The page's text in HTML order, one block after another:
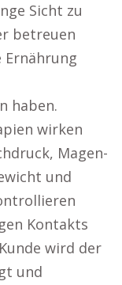
Sicht zu
betreuen
Ernährung
haben.
wirken
Magen-
und
Kontakts
wird der
und